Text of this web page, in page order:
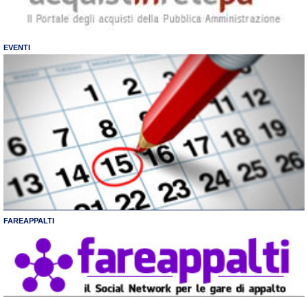
EVENTI
FAREAPPALTI